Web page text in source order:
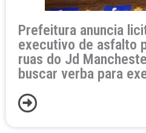
Prefeitura anuncia
executivo de asfalto
ruas do Jd
buscar verba para